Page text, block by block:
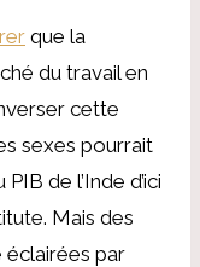
que la
du travail en
cette
sexes pourrait
PIB de l’Inde d’ici
Mais des
éclairées par